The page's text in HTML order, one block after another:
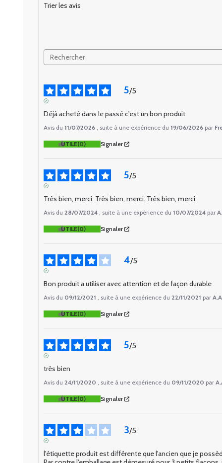
Trier les avis
5/5
Déjà acheté dans le passé c'est un bon produit
Avis du 11/07/2026 , suite à une expérience du 19/06/2026 par
UTILE(0) Signaler
5/5
Très bien, merci. Très bien, merci. Très bien, merci.
Avis du 28/07/2024 , suite à une expérience du 10/07/2024 par
UTILE(0) Signaler
4/5
Bon produit a utiliser avec attention et de façon durable
Avis du 09/12/2021 , suite à une expérience du 22/11/2021 par
UTILE(0) Signaler
5/5
très bien
Avis du 24/11/2020 , suite à une expérience du 09/11/2020 par
UTILE(0) Signaler
3/5
l'étiquette produit est différente que l'ancien que je